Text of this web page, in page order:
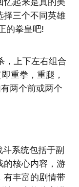
择三个不同英雄
的拳皇吧!
，上下左右组合
重拳，重腿，
两个前或两个
斗系统包括于副
的核心内容，游
有丰富的剧情带